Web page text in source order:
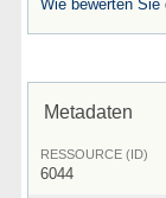
Wie bewerten Sie
Metadaten
RESSOURCE (ID)
6044